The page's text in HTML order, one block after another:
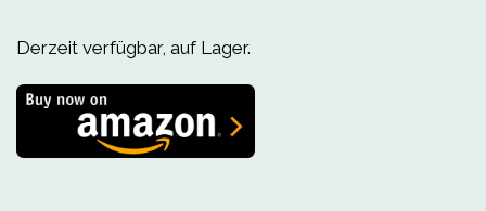
Derzeit verfügbar, auf Lager.